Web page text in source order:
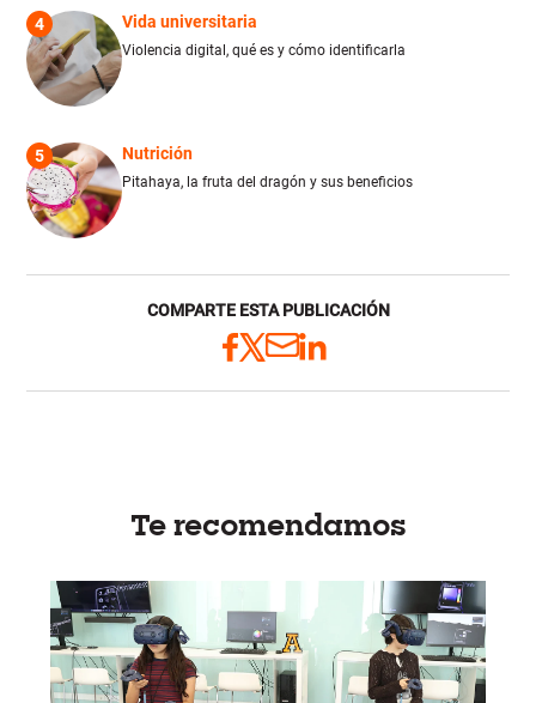
4 Vida universitaria
Violencia digital, qué es y cómo identificarla
5 Nutrición
Pitahaya, la fruta del dragón y sus beneficios
COMPARTE ESTA PUBLICACIÓN
Te recomendamos